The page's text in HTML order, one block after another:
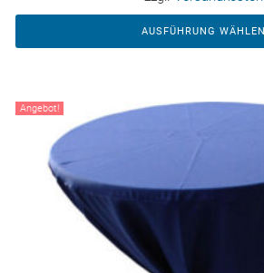
AUSFÜHRUNG WÄHLEN
Angebot!